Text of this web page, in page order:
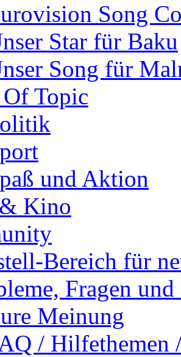
Song
Star für Baku
Song für
Topic
und Aktion
Kino
Bereich für
Fragen
Meinung
/ Hilfethemen